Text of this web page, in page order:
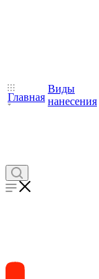
Главная
Виды
нанесения